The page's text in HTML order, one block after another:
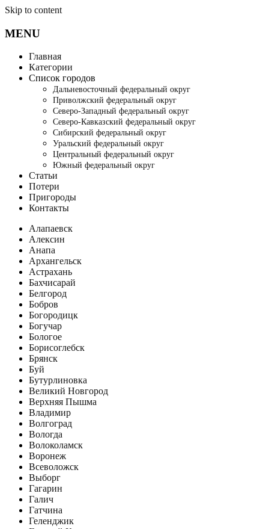
Skip to content
MENU
Главная
Категории
Список городов
Дальневосточный федеральный округ
Приволжский федеральный округ
Северо-Западный федеральный округ
Северо-Кавказский федеральный округ
Сибирский федеральный округ
Уральский федеральный округ
Центральный федеральный округ
Южный федеральный округ
Статьи
Потери
Пригороды
Контакты
Алапаевск
Алексин
Анапа
Архангельск
Астрахань
Бахчисарай
Белгород
Бобров
Богородицк
Богучар
Бологое
Борисоглебск
Брянск
Буй
Бутурлиновка
Великий Новгород
Верхняя Пышма
Владимир
Волгоград
Вологда
Волоколамск
Воронеж
Всеволожск
Выборг
Гагарин
Галич
Гатчина
Геленджик